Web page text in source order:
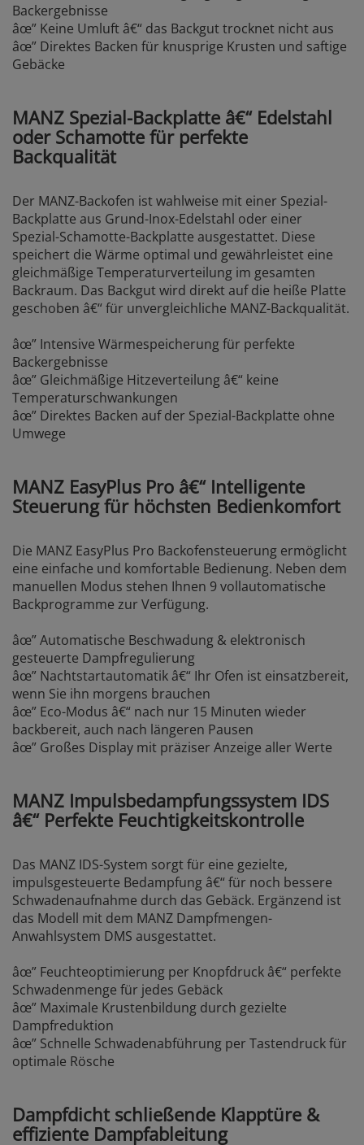
Backergebnisse
âœ” Keine Umluft â€“ das Backgut trocknet nicht aus
âœ” Direktes Backen für knusprige Krusten und saftige
Gebäcke
MANZ Spezial-Backplatte â€“ Edelstahl
oder Schamotte für perfekte
Backqualität
Der MANZ-Backofen ist wahlweise mit einer Spezial-
Backplatte aus Grund-Inox-Edelstahl oder einer
Spezial-Schamotte-Backplatte ausgestattet. Diese
speichert die Wärme optimal und gewährleistet eine
gleichmäßige Temperaturverteilung im gesamten
Backraum. Das Backgut wird direkt auf die heiße Platte
geschoben â€“ für unvergleichliche MANZ-Backqualität.
âœ” Intensive Wärmespeicherung für perfekte
Backergebnisse
âœ” Gleichmäßige Hitzeverteilung â€“ keine
Temperaturschwankungen
âœ” Direktes Backen auf der Spezial-Backplatte ohne
Umwege
MANZ EasyPlus Pro â€“ Intelligente
Steuerung für höchsten Bedienkomfort
Die MANZ EasyPlus Pro Backofensteuerung ermöglicht
eine einfache und komfortable Bedienung. Neben dem
manuellen Modus stehen Ihnen 9 vollautomatische
Backprogramme zur Verfügung.
âœ” Automatische Beschwadung & elektronisch
gesteuerte Dampfregulierung
âœ” Nachtstartautomatik â€“ Ihr Ofen ist einsatzbereit,
wenn Sie ihn morgens brauchen
âœ” Eco-Modus â€“ nach nur 15 Minuten wieder
backbereit, auch nach längeren Pausen
âœ” Großes Display mit präziser Anzeige aller Werte
MANZ Impulsbedampfungssystem IDS
â€“ Perfekte Feuchtigkeitskontrolle
Das MANZ IDS-System sorgt für eine gezielte,
impulsgesteuerte Bedampfung â€“ für noch bessere
Schwadenaufnahme durch das Gebäck. Ergänzend ist
das Modell mit dem MANZ Dampfmengen-
Anwahlsystem DMS ausgestattet.
âœ” Feuchteoptimierung per Knopfdruck â€“ perfekte
Schwadenmenge für jedes Gebäck
âœ” Maximale Krustenbildung durch gezielte
Dampfreduktion
âœ” Schnelle Schwadenabführung per Tastendruck für
optimale Rösche
Dampfdicht schließende Klapptüre &
effiziente Dampfableitung